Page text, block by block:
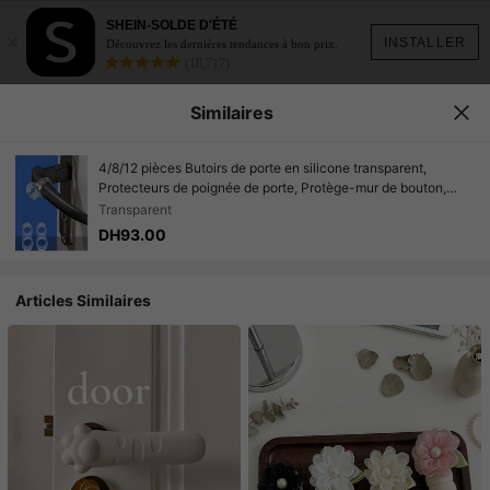
INSTALLER
SHEIN-SOLDE D'ÉTÉ
Découvrez les dernières tendances à bon prix.
Similaires
4/8/12 pièces Butoirs de porte en silicone transparent,
Protecteurs de poignée de porte, Protège-mur de bouton,
Convient pour les portes de chambre à coucher et de salle de
bain, Décoration de maison, Décoration de chambre, Anti-
Transparent
DH93.00
Articles Similaires